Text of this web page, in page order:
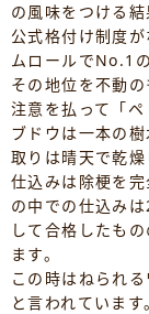
の風味をつける結
公式格付け制度
ムロールでNo.1
その地位を不動
注意を払って「ペ
ブドウは一本の
取りは晴天で乾燥
仕込みは除梗を
の中での仕込み
して合格したも
ます。
この時はねられ
と言われています